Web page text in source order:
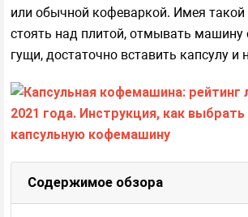
или обычной кофеваркой. Имея такой
стоять над плитой, отмывать машину
гущи, достаточно вставить капсулу и
Содержимое обзора